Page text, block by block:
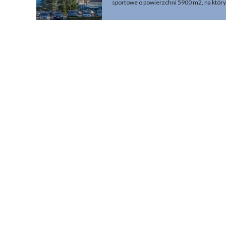
sportowe o powierzchni 5900 m2, na
1777 osób. Wybudowana w 1976 r. hala